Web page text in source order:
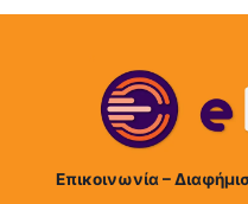
Επικοινωνία –